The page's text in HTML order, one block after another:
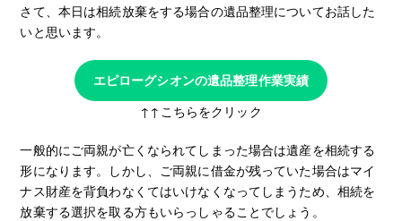
さて、本日は相続放棄をする場合の遺品整理についてお話した
いと思います。
エピローグシオンの遺品整理作業実績
↑↑こちらをクリック
一般的にご両親が亡くなられてしまった場合は遺産を相続する
形になります。しかし、ご両親に借金が残っていた場合はマイ
ナス財産を背負わなくてはいけなくなってしまうため、相続を
放棄する選択を取る方もいらっしゃることでしょう。